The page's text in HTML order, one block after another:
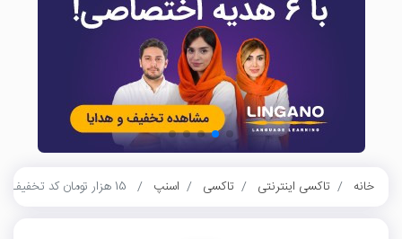
خانه تاکسی اینترنتی تاکسی اسنپ